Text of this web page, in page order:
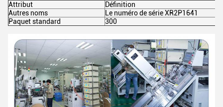
Attribut
Définition
Autres noms
Le numéro de série XR2P1641
Paquet standard
300